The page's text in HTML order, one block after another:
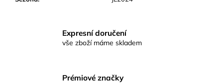
Expresní doručení
vše zboží máme skladem
Prémiové značky